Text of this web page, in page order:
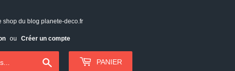
shop du blog planete-deco.fr
ou Créer un compte
Chercher PANIER